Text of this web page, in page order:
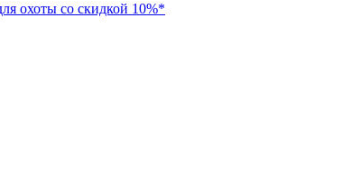
охоты со скидкой 10%*